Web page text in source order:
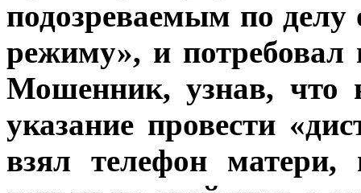
подозреваемым по делу
режиму», и потребовал
Мошенник, узнав,
указание провести
взял телефон матери,